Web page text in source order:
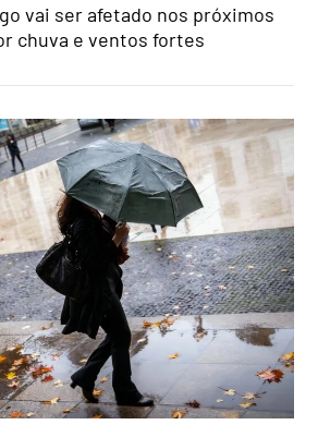
vai ser afetado nos próximos
chuva e ventos fortes